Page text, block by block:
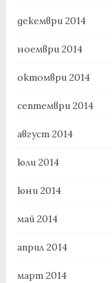
декември 2014
ноември 2014
октомври 2014
септември 2014
август 2014
юли 2014
юни 2014
май 2014
април 2014
март 2014